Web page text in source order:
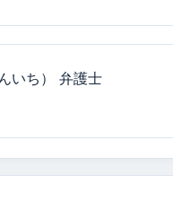
いち） 弁護士